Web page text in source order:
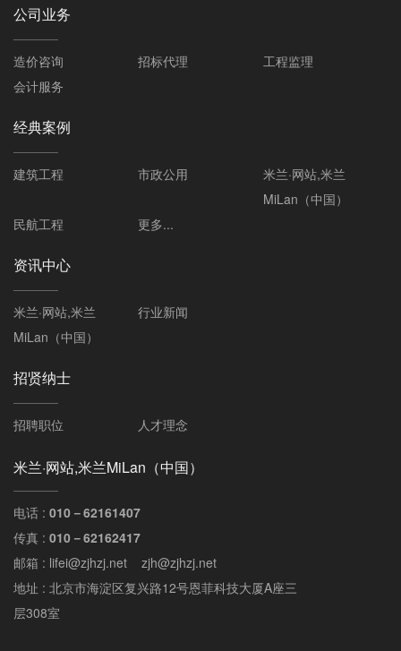
公司业务
造价咨询 招标代理
工程监理
会计服务
经典案例
建筑工程 市政公用
米兰·网站,米兰
MiLan（中国）
民航工程
更多...
资讯中心
米兰·网站,米兰
MiLan（中国）
行业新闻
招贤纳士
招聘职位 人才理念
米兰·网站,米兰MiLan（中国）
电话 : 010－62161407
传真 : 010－62162417
邮箱 : lifei@zjhzj.net zjh@zjhzj.net
地址 : 北京市海淀区复兴路12号恩菲科技大厦A座三
层308室